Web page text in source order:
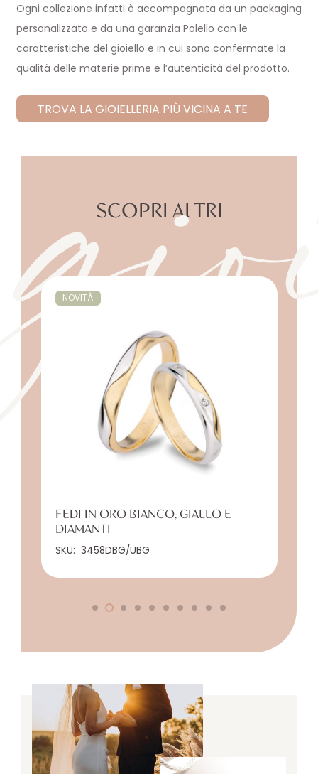
Ogni collezione infatti è accompagnata da un packaging
personalizzato e da una garanzia Polello con le
caratteristiche del gioiello e in cui sono confermate la
qualità delle materie prime e l’autenticità del prodotto.
TROVA LA GIOIELLERIA PIÙ VICINA A TE
SCOPRI ALTRI
NOVITÀ
FEDI IN ORO BIANCO, GIALLO E
DIAMANTI
SKU: 3458DBG/UBG